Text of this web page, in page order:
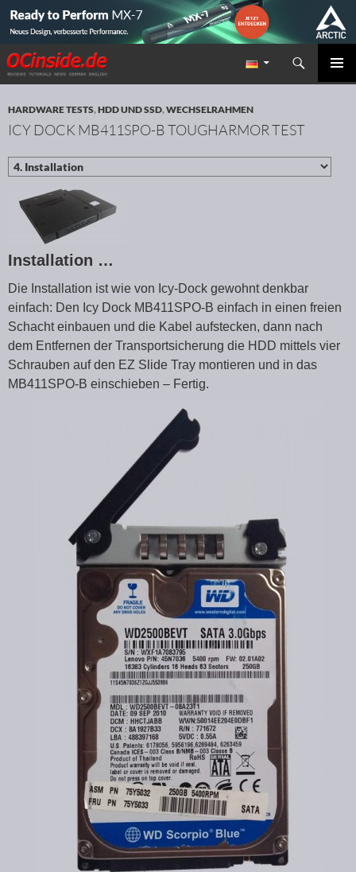
Redaktion ocinside.de PC Hardware Portal
Suchen
ZUM INHALT SPRINGEN
HARDWARE TESTS,HDD UND SSD,WECHSELRAHMEN
ICY DOCK MB411SPO-B TOUGHARMOR TEST
Installation …
Die Installation ist wie von Icy-Dock gewohnt denkbar
einfach: Den Icy Dock MB411SPO-B einfach in einen freien
Schacht einbauen und die Kabel aufstecken, dann nach
dem Entfernen der Transportsicherung die HDD mittels vier
Schrauben auf den EZ Slide Tray montieren und in das
MB411SPO-B einschieben – Fertig.